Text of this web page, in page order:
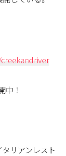
中！
リアンレスト